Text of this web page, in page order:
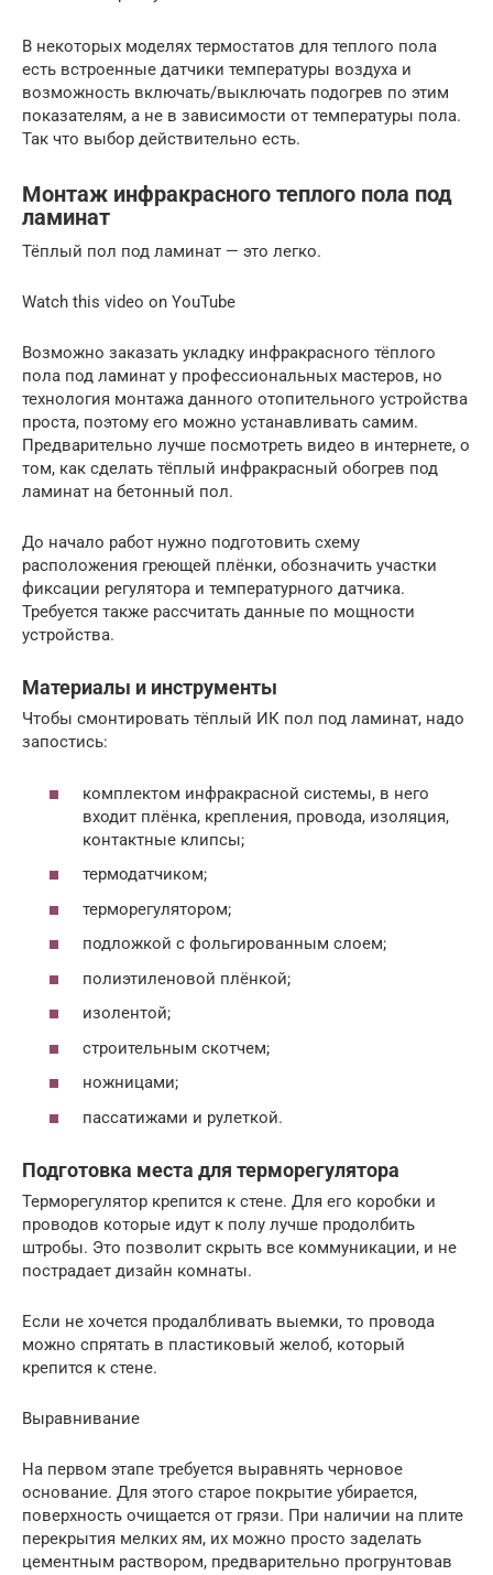
В некоторых моделях термостатов для теплого пола
есть встроенные датчики температуры воздуха и
возможность включать/выключать подогрев по этим
показателям, а не в зависимости от температуры пола.
Так что выбор действительно есть.
Монтаж инфракрасного теплого пола под
ламинат
Тёплый пол под ламинат — это легко.
Watch this video on YouTube
Возможно заказать укладку инфракрасного тёплого
пола под ламинат у профессиональных мастеров, но
технология монтажа данного отопительного устройства
проста, поэтому его можно устанавливать самим.
Предварительно лучше посмотреть видео в интернете, о
том, как сделать тёплый инфракрасный обогрев под
ламинат на бетонный пол.
До начало работ нужно подготовить схему
расположения греющей плёнки, обозначить участки
фиксации регулятора и температурного датчика.
Требуется также рассчитать данные по мощности
устройства.
Материалы и инструменты
Чтобы смонтировать тёплый ИК пол под ламинат, надо
запостись:
комплектом инфракрасной системы, в него
входит плёнка, крепления, провода, изоляция,
контактные клипсы;
термодатчиком;
терморегулятором;
подложкой с фольгированным слоем;
полиэтиленовой плёнкой;
изолентой;
строительным скотчем;
ножницами;
пассатижами и рулеткой.
Подготовка места для терморегулятора
Терморегулятор крепится к стене. Для его коробки и
проводов которые идут к полу лучше продолбить
штробы. Это позволит скрыть все коммуникации, и не
пострадает дизайн комнаты.
Если не хочется продалбливать выемки, то провода
можно спрятать в пластиковый желоб, который
крепится к стене.
Выравнивание
На первом этапе требуется выравнять черновое
основание. Для этого старое покрытие убирается,
поверхность очищается от грязи. При наличии на плите
перекрытия мелких ям, их можно просто заделать
цементным раствором, предварительно прогрунтовав